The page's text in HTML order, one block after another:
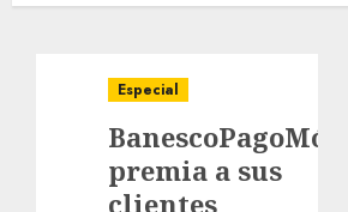
Especial
BanescoPagoMóvil
premia a sus
clientes